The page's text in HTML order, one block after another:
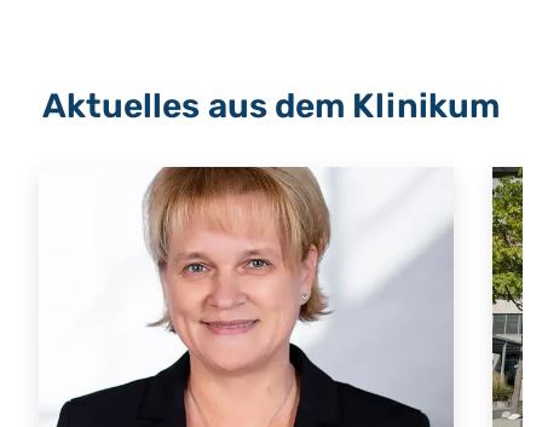
Aktuelles aus dem Klinikum